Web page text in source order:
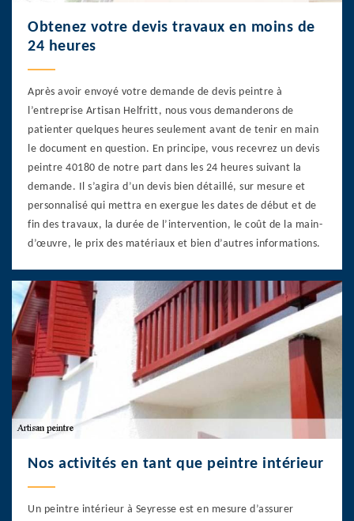
Obtenez votre devis travaux en moins de
24 heures
Après avoir envoyé votre demande de devis peintre à
l’entreprise Artisan Helfritt, nous vous demanderons de
patienter quelques heures seulement avant de tenir en main
le document en question. En principe, vous recevrez un devis
peintre 40180 de notre part dans les 24 heures suivant la
demande. Il s’agira d’un devis bien détaillé, sur mesure et
personnalisé qui mettra en exergue les dates de début et de
fin des travaux, la durée de l’intervention, le coût de la main-
d’œuvre, le prix des matériaux et bien d’autres informations.
Nos activités en tant que peintre intérieur
Un peintre intérieur à Seyresse est en mesure d’assurer